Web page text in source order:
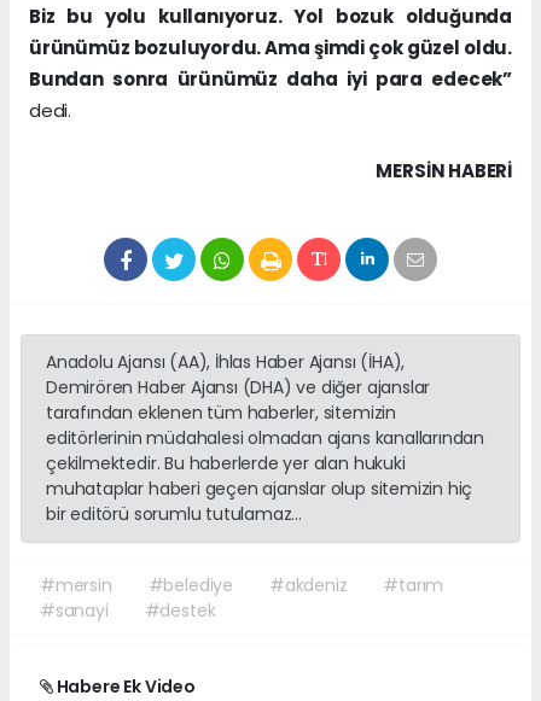
Biz bu yolu kullanıyoruz. Yol bozuk olduğunda
ürünümüz bozuluyordu. Ama şimdi çok güzel oldu.
Bundan sonra ürünümüz daha iyi para edecek”
dedi.
MERSIN HABERİ
Anadolu Ajansı (AA), İhlas Haber Ajansı (İHA),
Demirören Haber Ajansı (DHA) ve diğer ajanslar
tarafından eklenen tüm haberler, sitemizin
editörlerinin müdahalesi olmadan ajans kanallarından
çekilmektedir. Bu haberlerde yer alan hukuki
muhataplar haberi geçen ajanslar olup sitemizin hiç
bir editörü sorumlu tutulamaz...
#mersin #belediye #akdeniz
#tarım
#sanayi
#destek
Habere Ek Video